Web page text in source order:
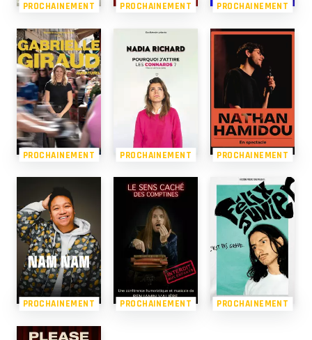
PROCHAINEMENT PROCHAINEMENT PROCHAINEMENT
PROCHAINEMENT PROCHAINEMENT PROCHAINEMENT
PROCHAINEMENT PROCHAINEMENT PROCHAINEMENT